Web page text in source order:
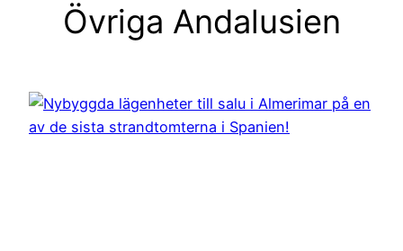
Övriga Andalusien